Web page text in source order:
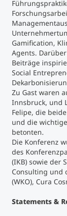
Gamification,
Agents.
Beiträge
Social
Zu Gast waren
Innsbruck, und
Felipe, die
und die
betonten.
Die Konferenz
des
(IKB) sowie der
Consulting und
(WKO), Cura
Statements &